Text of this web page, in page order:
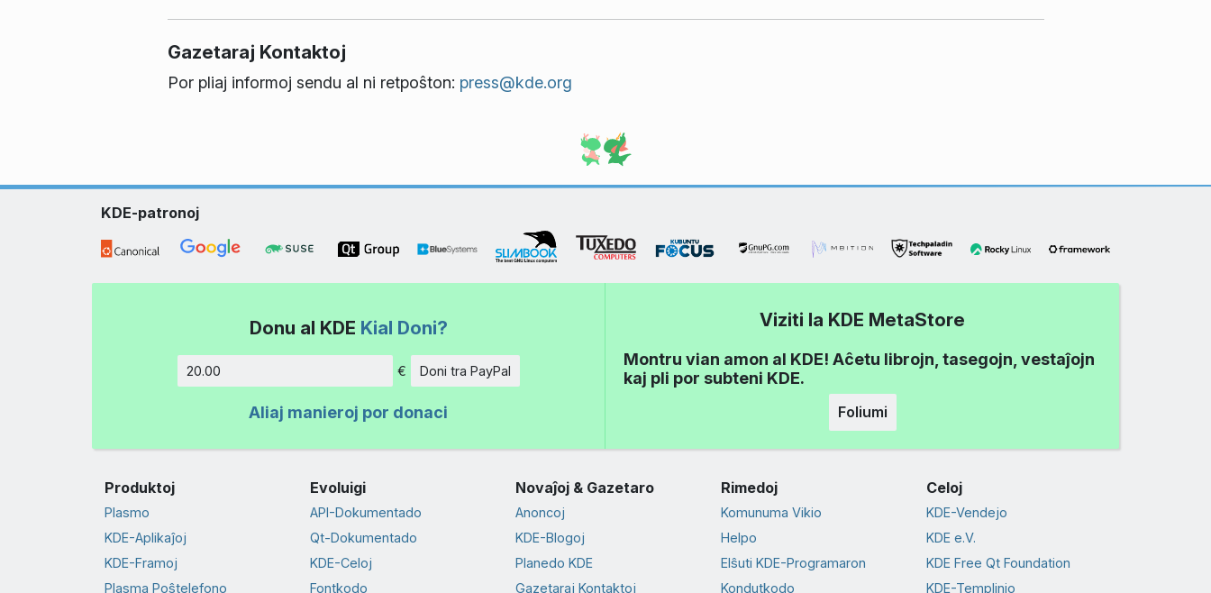
Gazetaraj Kontaktoj
Por pliaj informoj sendu al ni retpoŝton: press@kde.org
KDE-patronoj
Donu al KDE Kial Doni?
€ Doni tra PayPal
Aliaj manieroj por donaci
Viziti la KDE MetaStore
Montru vian amon al KDE! Aĉetu librojn, tasegojn, vestaĵojn
kaj pli por subteni KDE.
Foliumi
Produktoj
Plasmo
KDE-Aplikaĵoj
KDE-Framoj
Plasma Poŝtelefono
Evoluigi
API-Dokumentado
Qt-Dokumentado
KDE-Celoj
Fontkodo
Novaĵoj & Gazetaro
Anoncoj
KDE-Blogoj
Planedo KDE
Gazetaraj Kontaktoj
Rimedoj
Komunuma Vikio
Helpo
Elŝuti KDE-Programaron
Kondutkodo
Celoj
KDE-Vendejo
KDE e.V.
KDE Free Qt Foundation
KDE-Templinio